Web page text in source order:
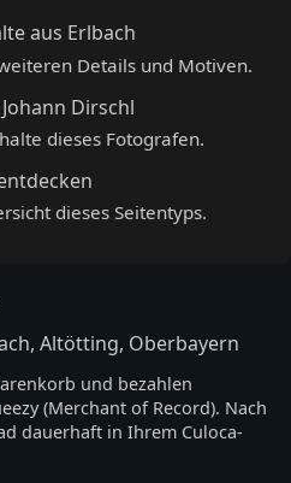
aus Erlbach
Details und Motiven.
Dirschl
dieses Fotografen.
dieses Seitentyps.
Altötting, Oberbayern
und bezahlen
(Merchant of Record). Nach
dauerhaft in Ihrem Culoca-